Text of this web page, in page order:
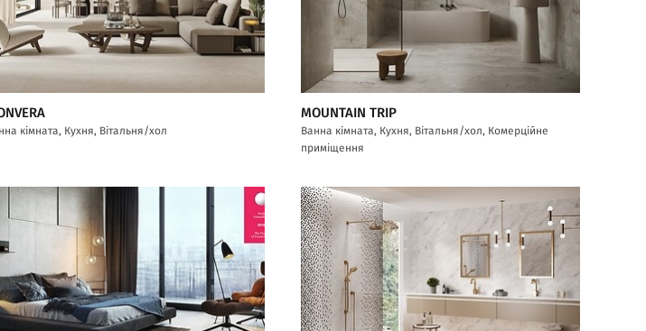
кімната, Кухня, Вітальня/хол
MOUNTAIN TRIP
Ванна кімната, Кухня, Вітальня/хол, Комерційне
приміщення